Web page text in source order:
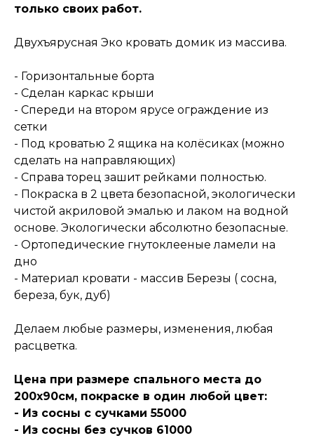
только своих работ.
Двухъярусная Эко кровать домик из массива.
- Горизонтальные борта
- Сделан каркас крыши
- Спереди на втором ярусе ограждение из
сетки
- Под кроватью 2 ящика на колёсиках (можно
сделать на направляющих)
- Справа торец зашит рейками полностью.
- Покраска в 2 цвета безопасной, экологически
чистой акриловой эмалью и лаком на водной
основе. Экологически абсолютно безопасные.
- Ортопедические гнутоклееные ламели на
дно
- Материал кровати - массив Березы ( сосна,
береза, бук, дуб)
Делаем любые размеры, изменения, любая
расцветка.
Цена при размере спального места до
200х90см, покраске в один любой цвет:
- Из сосны с сучками 55000
- Из сосны без сучков 61000